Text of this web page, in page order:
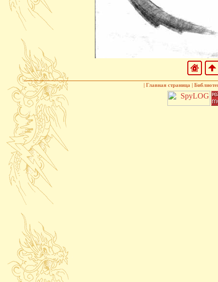
| Главная страница |